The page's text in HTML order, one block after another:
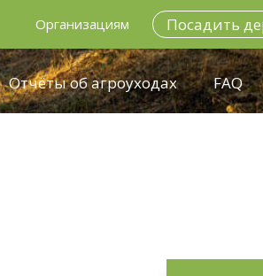
Организациям Посадить
Отчёты об агроуходах FAQ